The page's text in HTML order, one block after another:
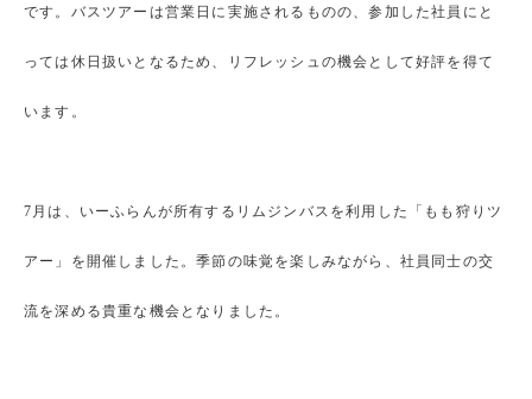
です。バスツアーは営業日に実施されるものの、参加した社員にと
っては休日扱いとなるため、リフレッシュの機会として好評を得て
います。
7月は、いーふらんが所有するリムジンバスを利用した「もも狩りツ
アー」を開催しました。季節の味覚を楽しみながら、社員同士の交
流を深める貴重な機会となりました。